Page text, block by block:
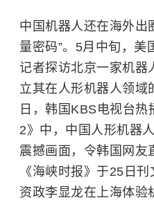
中国机器人还在海外出
量密码”。5月中旬，美
记者探访北京一家机器
立其在人形机器人领域
日，韩国KBS电视台
2》中，中国人形机器
震撼画面，令韩国网友
《海峡时报》于25日
资政李显龙在上海体验